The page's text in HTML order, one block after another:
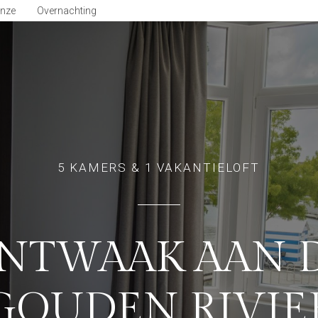
Overnachting
5 KAMERS & 1 VAKANTIELOFT
AAN